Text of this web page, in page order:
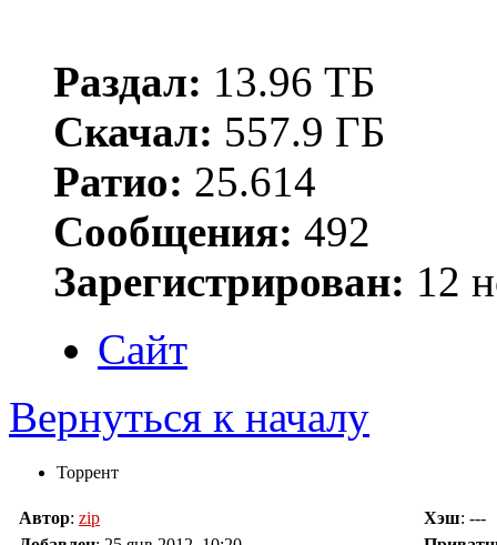
Раздал: 13.96 ТБ
Скачал: 557.9 ГБ
Ратио: 25.614
Сообщения: 492
Зарегистрирован: 12
Сайт
Вернуться к началу
Торрент
Автор: zip Хэш: ---